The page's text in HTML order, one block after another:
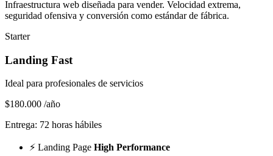
Infraestructura web diseñada para vender. Velocidad extrema,
seguridad ofensiva y conversión como estándar de fábrica.
Starter
Landing Fast
Ideal para profesionales de servicios
$180.000 /año
Entrega: 72 horas hábiles
⚡ Landing Page High Performance